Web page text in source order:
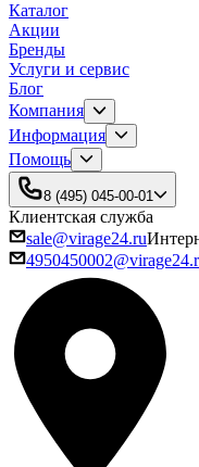
Каталог
Акции
Бренды
Услуги и сервис
Блог
Компания
Информация
Помощь
8 (495) 045-00-01
Клиентская служба
sale@virage24.ru